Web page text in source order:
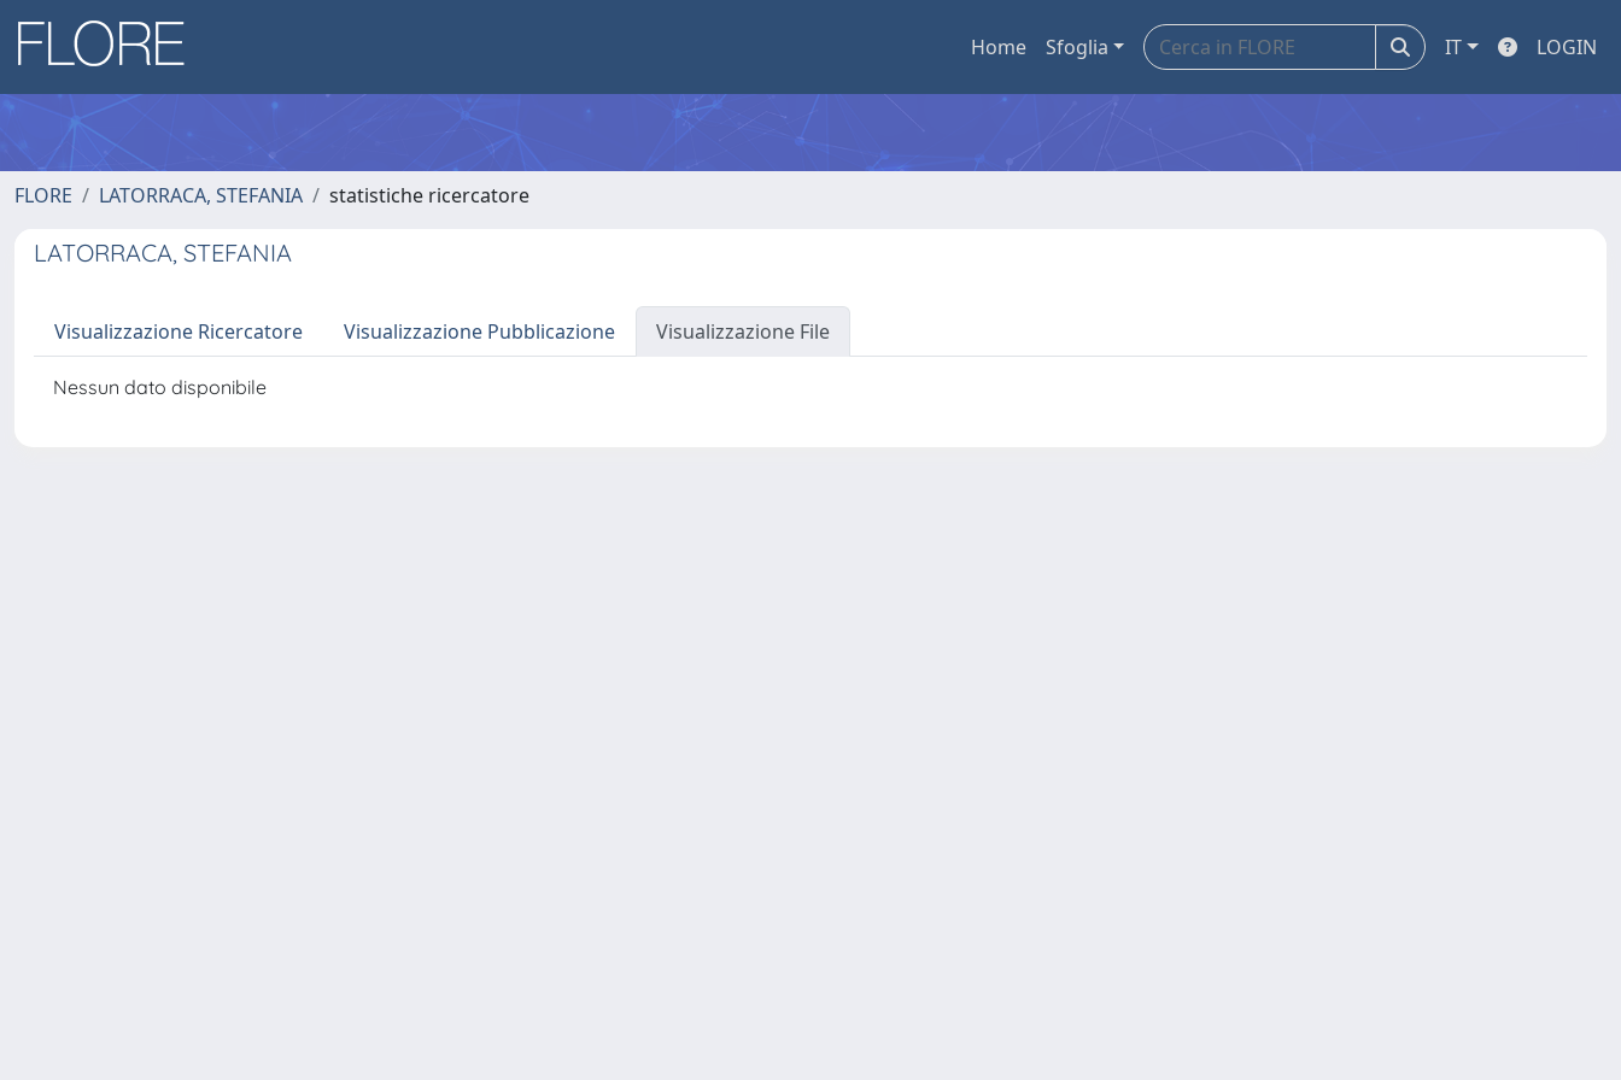
Home Sfoglia IT LOGIN
FLORE LATORRACA, STEFANIA statistiche ricercatore
LATORRACA, STEFANIA
Visualizzazione Ricercatore Visualizzazione Pubblicazione Visualizzazione File
Nessun dato disponibile